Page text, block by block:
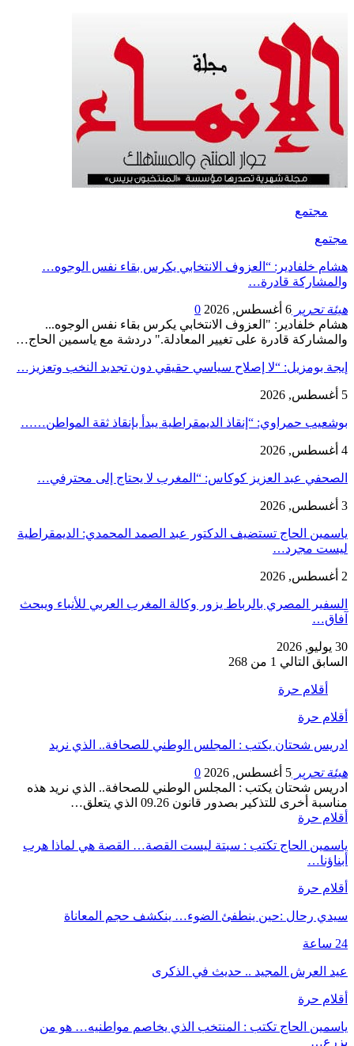
مجتمع
مجتمع
هشام خلفادير: “العزوف الانتخابي يكرس بقاء نفس الوجوه…
والمشاركة قادرة…
هيئة تحرير 6 أغسطس, 2026
0
هشام خلفادير: "العزوف الانتخابي يكرس بقاء نفس الوجوه...
والمشاركة قادرة على تغيير المعادلة." دردشة مع ياسمين الحاج…
إيجة بومزيل: “لا إصلاح سياسي حقيقي دون تجديد النخب وتعزيز…
5 أغسطس, 2026
بوشعيب حمراوي: “إنقاذ الديمقراطية يبدأ بإنقاذ ثقة المواطن……
4 أغسطس, 2026
الصحفي عبد العزيز كوكاس: “المغرب لا يحتاج إلى محترفي…
3 أغسطس, 2026
ياسمين الحاج تستضيف الدكتور عبد الصمد المحمدي: الديمقراطية
ليست مجرد…
2 أغسطس, 2026
السفير المصري بالرباط يزور وكالة المغرب العربي للأنباء ويبحث
آفاق…
30 يوليو, 2026
السابق التالي 1 من 268
أقلام حرة
أقلام حرة
ادريس شحتان يكتب : المجلس الوطني للصحافة.. الذي نريد
هيئة تحرير 5 أغسطس, 2026
0
ادريس شحتان يكتب : المجلس الوطني للصحافة.. الذي نريد هذه
مناسبة أخرى للتذكير بصدور قانون 09.26 الذي يتعلق…
أقلام حرة
ياسمين الحاج تكتب : سبتة ليست القصة… القصة هي لماذا هرب
أبناؤنا…
أقلام حرة
سيدي رحال :حين ينطفئ الضوء… ينكشف حجم المعاناة
24 ساعة
عيد العرش المجيد .. حديث في الذكرى
أقلام حرة
ياسمين الحاج تكتب : المنتخب الذي يخاصم مواطنيه… هو من
يزرع…